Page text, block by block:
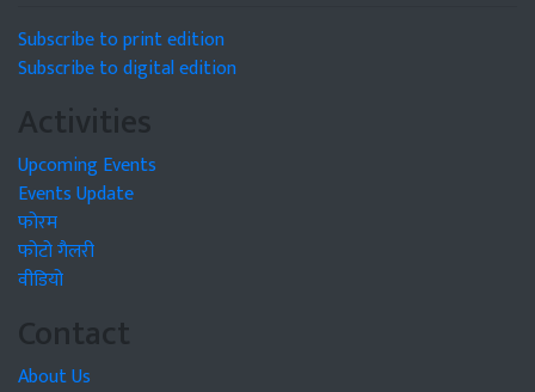
Subscribe to print edition
Subscribe to digital edition
Activities
Upcoming Events
Events Update
फोरम
फोटो गैलरी
वीडियो
Contact
About Us